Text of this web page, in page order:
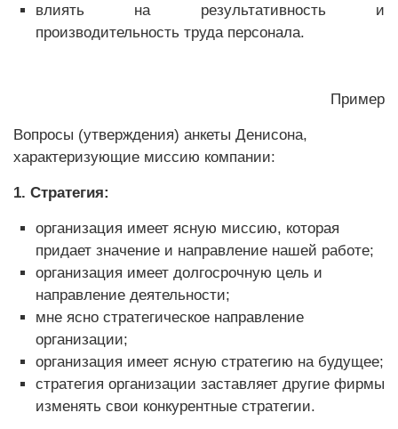
влиять на результативность и
производительность труда персонала.
Пример
Вопросы (утверждения) анкеты Денисона,
характеризующие миссию компании:
1. Стратегия:
организация имеет ясную миссию, которая
придает значение и направление нашей работе;
организация имеет долгосрочную цель и
направление деятельности;
мне ясно стратегическое направление
организации;
организация имеет ясную стратегию на будущее;
стратегия организации заставляет другие фирмы
изменять свои конкурентные стратегии.